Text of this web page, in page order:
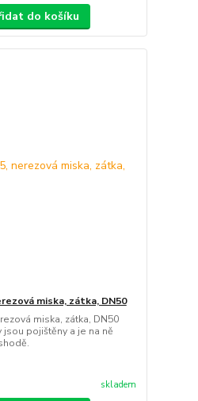
do košíku
miska, zátka, DN50
miska, zátka, DN50
jsou pojištěny a je na ně
skladem